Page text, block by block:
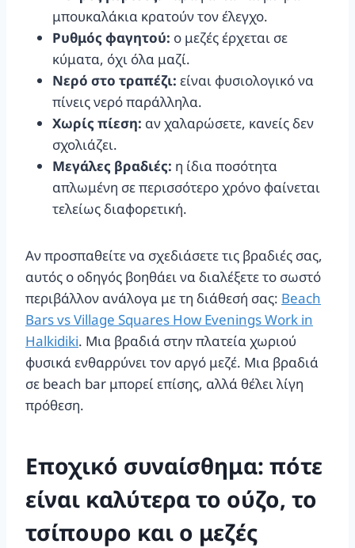
μπουκαλάκια κρατούν τον έλεγχο.
Ρυθμός φαγητού: ο μεζές έρχεται σε
κύματα, όχι όλα μαζί.
Νερό στο τραπέζι: είναι φυσιολογικό να
πίνεις νερό παράλληλα.
Χωρίς πίεση: αν χαλαρώσετε, κανείς δεν
σχολιάζει.
Μεγάλες βραδιές: η ίδια ποσότητα
απλωμένη σε περισσότερο χρόνο φαίνεται
τελείως διαφορετική.
Αν προσπαθείτε να σχεδιάσετε τις βραδιές σας,
αυτός ο οδηγός βοηθάει να διαλέξετε το σωστό
περιβάλλον ανάλογα με τη διάθεσή σας: Beach
Bars vs Village Squares How Evenings Work in
Halkidiki. Μια βραδιά στην πλατεία χωριού
φυσικά ενθαρρύνει τον αργό μεζέ. Μια βραδιά
σε beach bar μπορεί επίσης, αλλά θέλει λίγη
πρόθεση.
Εποχικό συναίσθημα: πότε
είναι καλύτερα το ούζο, το
τσίπουρο και ο μεζές